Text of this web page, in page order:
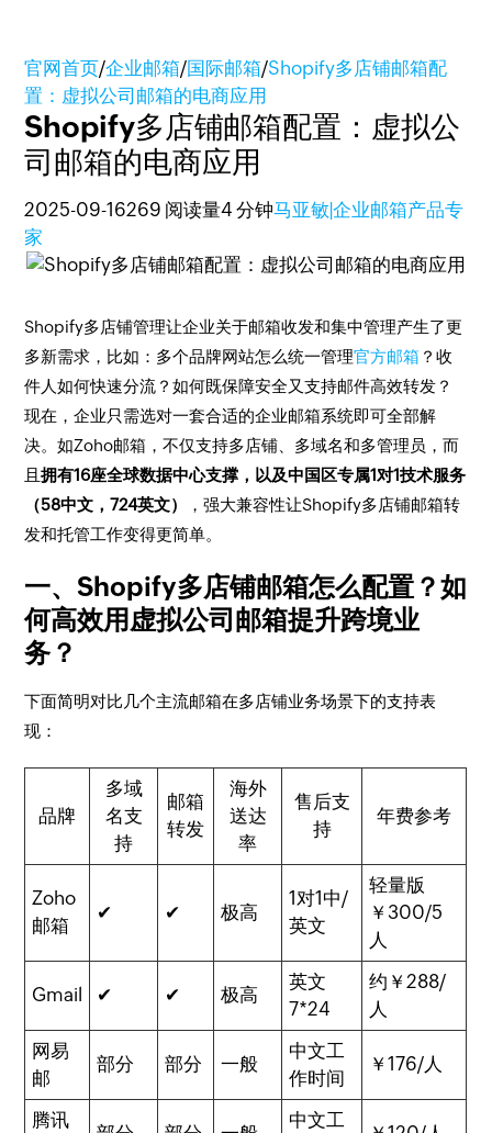
官网首页/企业邮箱/国际邮箱/Shopify多店铺邮箱配
置：虚拟公司邮箱的电商应用
Shopify多店铺邮箱配置：虚拟公
司邮箱的电商应用
2025-09-16269 阅读量4 分钟马亚敏|企业邮箱产品专
家
Shopify多店铺管理让企业关于邮箱收发和集中管理产生了更
多新需求，比如：多个品牌网站怎么统一管理官方邮箱 ？收
件人如何快速分流？如何既保障安全又支持邮件高效转发？
现在，企业只需选对一套合适的企业邮箱系统即可全部解
决。如Zoho邮箱，不仅支持多店铺、多域名和多管理员，而
且拥有16座全球数据中心支撑，以及中国区专属1对1技术服务
（58中文，724英文）
，强大兼容性让Shopify多店铺邮箱转
发和托管工作变得更简单。
一、Shopify多店铺邮箱怎么配置？如
何高效用虚拟公司邮箱提升跨境业
务？
下面简明对比几个主流邮箱在多店铺业务场景下的支持表
现：
品牌
多域
名支
持
邮箱
转发
海外
送达
率
售后支
持
年费参考
Zoho
邮箱
✔ ✔ 极高
1对1中/
英文
轻量版
￥300/5
人
Gmail ✔ ✔ 极高
英文
7*24
约￥288/
人
网易
邮
部分 部分 一般
中文工
作时间
￥176/人
腾讯
中文工